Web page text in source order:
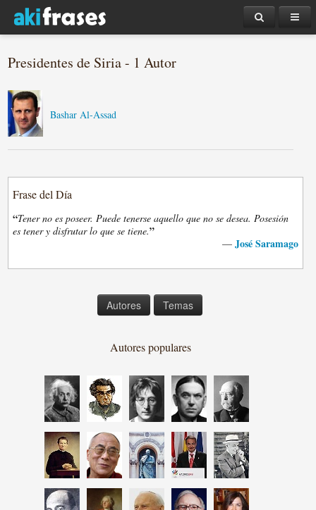
Presidentes de Siria - 1 Autor
Bashar Al-Assad
Frase del Día
“Tener no es poseer. Puede tenerse aquello que no se desea. Posesión
es tener y disfrutar lo que se tiene.”
— José Saramago
Autores Temas
Autores populares